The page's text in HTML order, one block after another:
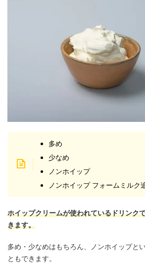
多め
少なめ
ノンホイップ
ノンホイップ フォームミルク
ホイップクリームが使われているドリンク
きます。
多め・少なめはもちろん、ノンホイップと
ともできます。